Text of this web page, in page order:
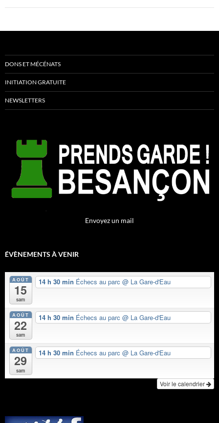
DONS ET MÉCÉNATS
INITIATION GRATUITE
NEWSLETTERS
Envoyez un mail
ÉVÈNEMENTS À VENIR
AOÛT
15
sam
14 h 30 min Échecs au parc @ La Gare-d'Eau
AOÛT
22
sam
14 h 30 min Échecs au parc @ La Gare-d'Eau
AOÛT
29
sam
14 h 30 min Échecs au parc @ La Gare-d'Eau
Voir le calendrier